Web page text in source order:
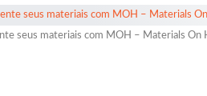
seus materiais com MOH – Materials On